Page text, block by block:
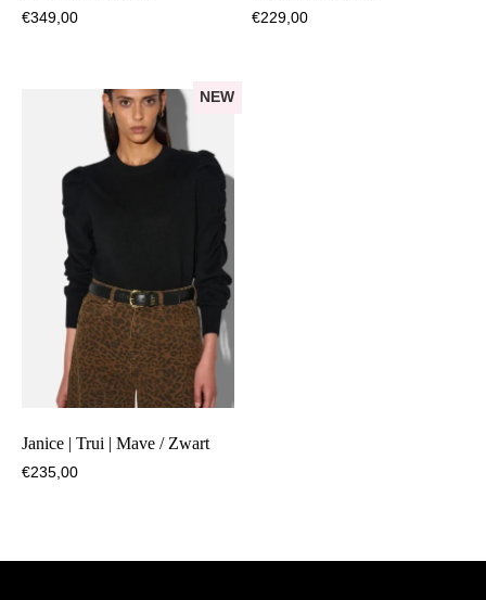
€349,00 €229,00
NEW
Janice | Trui | Mave / Zwart
€235,00